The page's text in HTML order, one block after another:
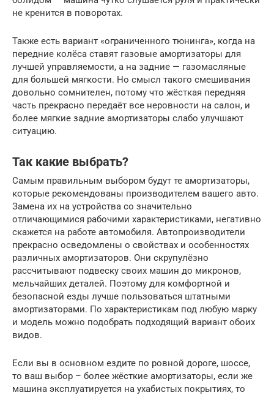
не кренится в поворотах.
Также есть вариант «ограниченного тюнинга», когда на
передние колёса ставят газовые амортизаторы для
лучшей управляемости, а на задние — газомасляные
для большей мягкости. Но смысл такого смешивания
довольно сомнителен, потому что жёсткая передняя
часть прекрасно передаёт все неровности на салон, и
более мягкие задние амортизаторы слабо улучшают
ситуацию.
Так какие выбрать?
Самым правильным выбором будут те амортизаторы,
которые рекомендованы производителем вашего авто.
Замена их на устройства со значительно
отличающимися рабочими характеристиками, негативно
скажется на работе автомобиля. Автопроизводители
прекрасно осведомлены о свойствах и особенностях
различных амортизаторов. Они скрупулёзно
рассчитывают подвеску своих машин до микронов,
мельчайших деталей. Поэтому для комфортной и
безопасной езды лучше пользоваться штатными
амортизаторами. По характеристикам под любую марку
и модель можно подобрать подходящий вариант обоих
видов.
Если вы в основном ездите по ровной дороге, шоссе,
то ваш выбор – более жёсткие амортизаторы, если же
машина эксплуатируется на ухабистых покрытиях, то